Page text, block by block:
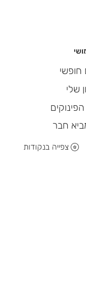
שלי
הפינוקים
חבר
צפייה בנקודות